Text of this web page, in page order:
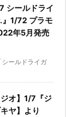
シールドライ
』1/72 プラモ
年5月発売
シールドライガ
ジオ】1/7『ジ
ヤ】より